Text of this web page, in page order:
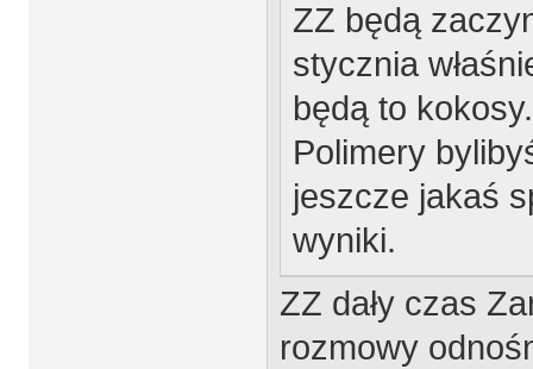
ZZ będą
stycznia
będą to
Polimery
jeszcze jakaś
wyniki.
ZZ dały czas
rozmowy